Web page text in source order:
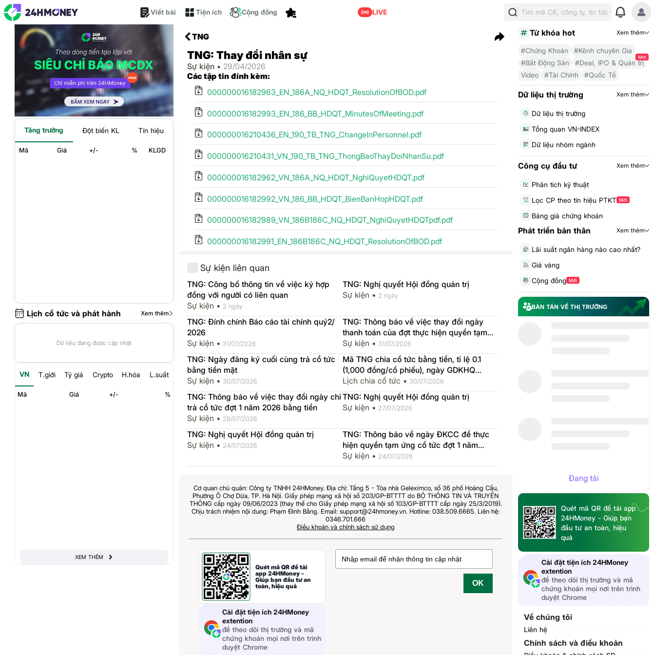
Viết bài Tiện ích Cộng đồng
LIVE
Tìm mã CK, công ty, tin tức
Tăng trưởng Đột biến KL Tín hiệu
Mã Giá +/- % KLGD
Lịch cổ tức và phát hành Xem thêm
Dữ liệu đang được cập nhật
VN T.giới Tỷ giá Crypto H.hóa L.suất
Mã Giá +/- %
XEM THÊM
TNG
TNG: Thay đổi nhân sự
Sự kiện • 29/04/2026
Các tập tin đính kèm:
000000016182963_EN_186A_NQ_HDQT_ResolutionOfBOD.pdf
000000016182993_EN_186_BB_HDQT_MinutesOfMeeting.pdf
000000016210436_EN_190_TB_TNG_ChangeInPersonnel.pdf
000000016210431_VN_190_TB_TNG_ThongBaoThayDoiNhanSu.pdf
000000016182962_VN_186A_NQ_HDQT_NghiQuyetHDQT.pdf
000000016182992_VN_186_BB_HDQT_BienBanHopHDQT.pdf
000000016182989_VN_186B186C_NQ_HDQT_NghiQuyetHDQTpdf.pdf
000000016182991_EN_186B186C_NQ_HDQT_ResolutionOfBOD.pdf
Sự kiện liên quan
TNG: Công bố thông tin về việc ký hợp
đồng với người có liên quan
Sự kiện • 2 ngày
TNG: Nghị quyết Hội đồng quản trị
Sự kiện • 2 ngày
TNG: Đính chính Báo cáo tài chính quý2/
2026
Sự kiện • 31/07/2026
TNG: Thông báo về việc thay đổi ngày
thanh toán của đợt thực hiện quyền tạm
ứng cổ tức đợt 1 năm 2026 bằng tiền
Sự kiện • 31/07/2026
TNG: Ngày đăng ký cuối cùng trả cổ tức
bằng tiền mặt
Sự kiện • 30/07/2026
Mã TNG chia cổ tức bằng tiền, tỉ lệ 0.1
(1,000 đồng/cổ phiếu), ngày GDKHQ
2026-08-07, ngày thực hiện 2026-08-28
Lịch chia cổ tức • 30/07/2026
TNG: Thông báo về việc thay đổi ngày chi
trả cổ tức đợt 1 năm 2026 bằng tiền
Sự kiện • 28/07/2026
TNG: Nghị quyết Hội đồng quản trị
Sự kiện • 27/07/2026
TNG: Nghị quyết Hội đồng quản trị
Sự kiện • 24/07/2026
TNG: Thông báo về ngày ĐKCC để thực
hiện quyền tạm ứng cổ tức đợt 1 năm
2026 bằng tiền
Sự kiện • 24/07/2026
Cơ quan chủ quản: Công ty TNHH 24HMoney. Địa chỉ: Tầng 5 - Tòa nhà Geleximco, số 36 phố Hoàng Cầu,
Phường Ô Chợ Dừa, TP. Hà Nội. Giấy phép mạng xã hội số 203/GP-BTTTT do BỘ THÔNG TIN VÀ TRUYỀN
THÔNG cấp ngày 09/06/2023 (thay thế cho Giấy phép mạng xã hội số 103/GP-BTTTT cấp ngày 25/3/2019).
Chịu trách nhiệm nội dung: Phạm Đình Bằng. Email: support@24hmoney.vn. Hotline: 038.509.6665. Liên hệ:
0346.701.666
Điều khoản và chính sách sử dụng
Quét mã QR để tải
app 24HMoney -
Giúp bạn đầu tư an
toàn, hiệu quả
Cài đặt tiện ích 24HMoney
extention
để theo dõi thị trường và mã
chứng khoán mọi nơi trên trình
duyệt Chrome
OK
Từ khóa hot Xem thêm
#Chứng Khoán
#Kênh chuyên Gia
#Bất Động Sản
#Deal, IPO & Quản trị
Mới
Video #Tài Chính #Quốc Tế
Dữ liệu thị trường Xem thêm
Dữ liệu thị trường
Tổng quan VN-INDEX
Dữ liệu nhóm ngành
Công cụ đầu tư Xem thêm
Phân tích kỹ thuật
Lọc CP theo tín hiệu PTKT Mới
Bảng giá chứng khoán
Phát triển bản thân Xem thêm
Lãi suất ngân hàng nào cao nhất?
Giá vàng
Cộng đồng Mới
BÀN TÁN VỀ THỊ TRƯỜNG
Đang tải
Quét mã QR để tải app
24HMoney - Giúp bạn
đầu tư an toàn, hiệu
quả
Cài đặt tiện ích 24HMoney
extention
để theo dõi thị trường và mã
chứng khoán mọi nơi trên trình
duyệt Chrome
Về chúng tôi
Liên hệ
Chính sách và điều khoản